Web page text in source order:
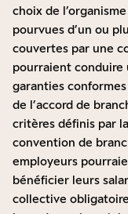
choix de
pourvues d’un ou
couvertes par une
pourraient conduire
garanties
de l’accord de
critères définis par
convention de
employeurs
bénéficier leurs
collective